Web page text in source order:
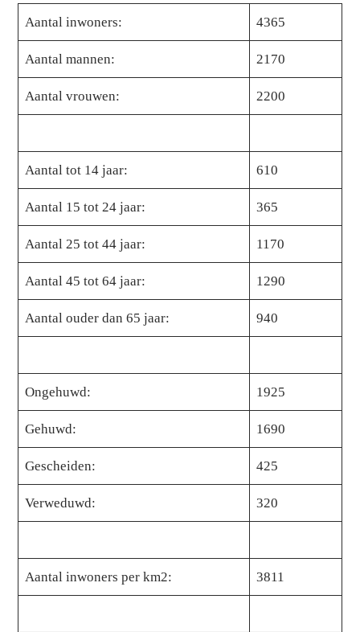
Aantal inwoners: 4365
Aantal mannen: 2170
Aantal vrouwen: 2200
Aantal tot 14 jaar: 610
Aantal 15 tot 24 jaar: 365
Aantal 25 tot 44 jaar: 1170
Aantal 45 tot 64 jaar: 1290
Aantal ouder dan 65 jaar: 940
Ongehuwd: 1925
Gehuwd: 1690
Gescheiden: 425
Verweduwd: 320
Aantal inwoners per km2: 3811